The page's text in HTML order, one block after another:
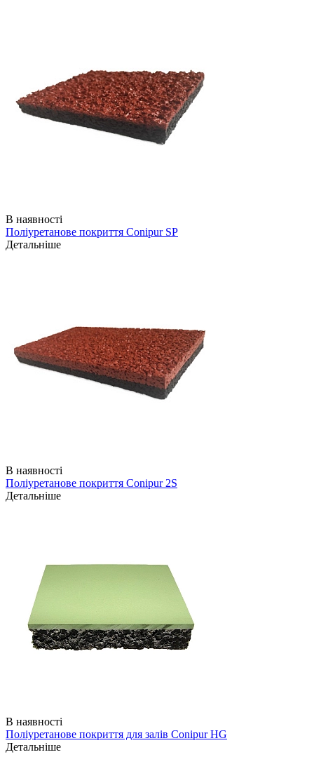
В наявності
Поліуретанове покриття Conipur SP
Детальніше
В наявності
Поліуретанове покриття Conipur 2S
Детальніше
В наявності
Поліуретанове покриття для залів Conipur HG
Детальніше